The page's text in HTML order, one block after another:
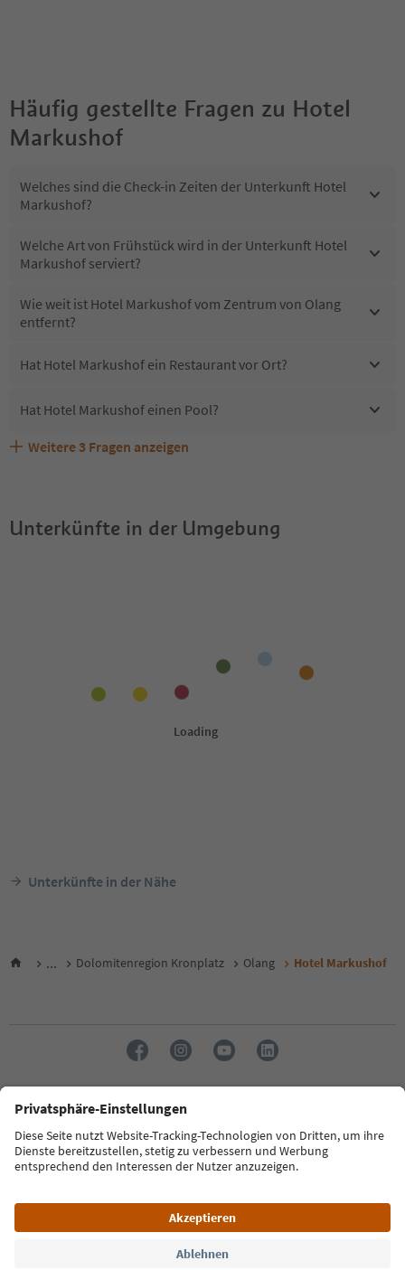
Häufig gestellte Fragen zu Hotel
Markushof
Welches sind die Check-in Zeiten der Unterkunft Hotel
Markushof?
Welche Art von Frühstück wird in der Unterkunft Hotel
Markushof serviert?
Wie weit ist Hotel Markushof vom Zentrum von Olang
entfernt?
Hat Hotel Markushof ein Restaurant vor Ort?
Hat Hotel Markushof einen Pool?
Sind Haustiere in der Unterkunft Hotel Markushof
Welche Services bietet Hotel Markushof?
Erhalten die Gäste von Hotel Markushof einen Südtirol
Weitere 3 Fragen anzeigen
Unterkünfte in der Umgebung
Unterkünfte in der Nähe
... Dolomitenregion Kronplatz Olang Hotel Markushof
Sprache: Deutsch
FAQ Kontakt Presse MICE Datenschutzerklärung
Zugänglichkeitserklärung